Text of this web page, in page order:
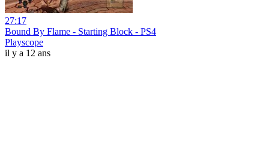
27:17
Bound By Flame - Starting Block - PS4
Playscope
il y a 12 ans